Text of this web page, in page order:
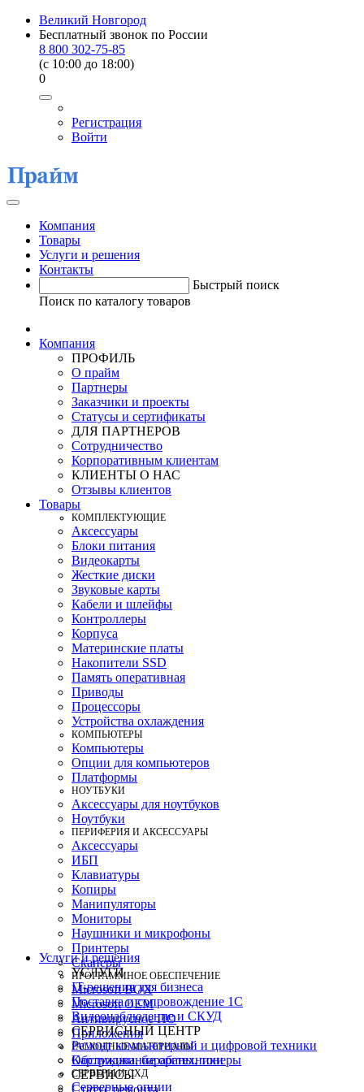
Великий Новгород
Бесплатный звонок по России
8 800 302-75-85
(c 10:00 до 18:00)
0
Регистрация
Войти
Компания
Товары
Услуги и решения
Контакты
Быстрый поиск
Поиск по каталогу товаров
Компания
ПРОФИЛЬ
О прайм
Партнеры
Заказчики и проекты
Статусы и сертификаты
ДЛЯ ПАРТНЕРОВ
Сотрудничество
Корпоративным клиентам
КЛИЕНТЫ О НАС
Отзывы клиентов
Товары
КOМПЛЕКТУЮЩИЕ
Аксессуары
Блоки питания
Видеокарты
Жесткие диски
Звуковые карты
Кабели и шлейфы
Контроллеры
Корпуса
Материнские платы
Накопители SSD
Память оперативная
Приводы
Процессоры
Устройства охлаждения
КОМПЬЮТЕРЫ
Компьютеры
Опции для компьютеров
Платформы
НОУТБУКИ
Аксессуары для ноутбуков
Ноутбуки
ПЕРИФЕРИЯ И АКСЕССУАРЫ
Аксессуары
ИБП
Клавиатуры
Копиры
Манипуляторы
Мониторы
Наушники и микрофоны
Принтеры
Сканеры
ПРОГРАММНОЕ ОБЕСПЕЧЕНИЕ
Microsoft BOX
Microsoft OEM
Антивирусное ПО
Приложения
РАСХОДНЫЕ МАТЕРИАЛЫ
Картриджи, барабаны, тонеры
СЕРВЕРЫ И СХД
Серверные опции
Услуги и решения
УСЛУГИ
IT-решения для бизнеса
Поставка и сопровождение 1C
Видеонаблюдение и СКУД
СЕРВИСНЫЙ ЦЕНТР
Ремонт компьютерной и цифровой техники
Обслуживание оргтехники
СЕРВИСЫ
Статус ремонта